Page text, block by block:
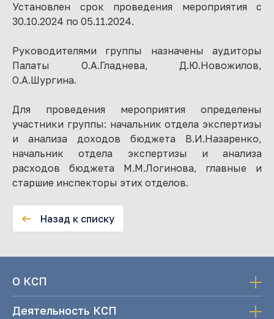
Установлен срок проведения мероприятия с
30.10.2024 по 05.11.2024.
Руководителями группы назначены аудиторы
Палаты О.А.Гладнева, Д.Ю.Новожилов,
О.А.Шургина.
Для проведения мероприятия определены
участники группы: начальник отдела экспертизы
и анализа доходов бюджета В.И.Назаренко,
начальник отдела экспертизы и анализа
расходов бюджета М.М.Логинова, главные и
старшие инспекторы этих отделов.
Назад к списку
О КСП
Деятельность КСП